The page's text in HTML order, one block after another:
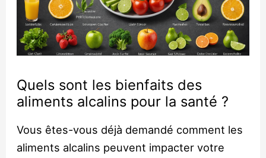
Quels sont les bienfaits des
aliments alcalins pour la santé ?
Vous êtes-vous déjà demandé comment les
aliments alcalins peuvent impacter votre